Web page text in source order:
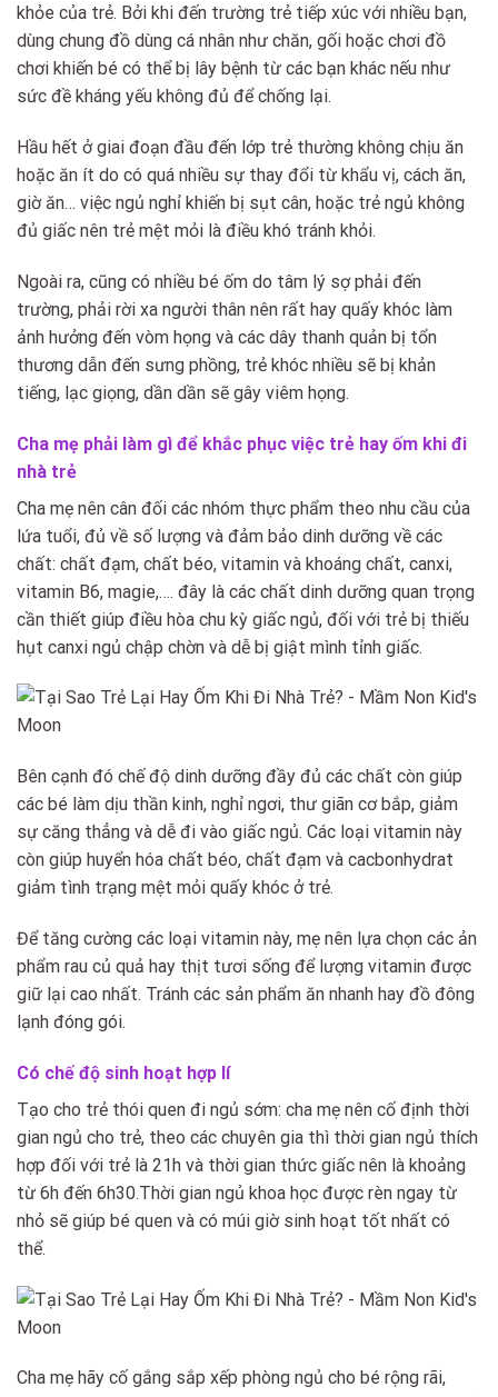
khỏe của trẻ. Bởi khi đến trường trẻ tiếp xúc với nhiều bạn,
dùng chung đồ dùng cá nhân như chăn, gối hoặc chơi đồ
chơi khiến bé có thể bị lây bệnh từ các bạn khác nếu như
sức đề kháng yếu không đủ để chống lại.
Hầu hết ở giai đoạn đầu đến lớp trẻ thường không chịu ăn
hoặc ăn ít do có quá nhiều sự thay đổi từ khẩu vị, cách ăn,
giờ ăn… việc ngủ nghỉ khiến bị sụt cân, hoặc trẻ ngủ không
đủ giấc nên trẻ mệt mỏi là điều khó tránh khỏi.
Ngoài ra, cũng có nhiều bé ốm do tâm lý sợ phải đến
trường, phải rời xa người thân nên rất hay quấy khóc làm
ảnh hưởng đến vòm họng và các dây thanh quản bị tổn
thương dẫn đến sưng phồng, trẻ khóc nhiều sẽ bị khản
tiếng, lạc giọng, dần dần sẽ gây viêm họng.
Cha mẹ phải làm gì để khắc phục việc trẻ hay ốm khi đi
nhà trẻ
Cha mẹ nên cân đối các nhóm thực phẩm theo nhu cầu của
lứa tuổi, đủ về số lượng và đảm bảo dinh dưỡng về các
chất: chất đạm, chất béo, vitamin và khoáng chất, canxi,
vitamin B6, magie,…. đây là các chất dinh dưỡng quan trọng
cần thiết giúp điều hòa chu kỳ giấc ngủ, đối với trẻ bị thiếu
hụt canxi ngủ chập chờn và dễ bị giật mình tỉnh giấc.
Bên cạnh đó chế độ dinh dưỡng đầy đủ các chất còn giúp
các bé làm dịu thần kinh, nghỉ ngơi, thư giãn cơ bắp, giảm
sự căng thẳng và dễ đi vào giấc ngủ. Các loại vitamin này
còn giúp huyển hóa chất béo, chất đạm và cacbonhydrat
giảm tình trạng mệt mỏi quấy khóc ở trẻ.
Để tăng cường các loại vitamin này, mẹ nên lựa chọn các ản
phẩm rau củ quả hay thịt tươi sống để lượng vitamin được
giữ lại cao nhất. Tránh các sản phẩm ăn nhanh hay đồ đông
lạnh đóng gói.
Có chế độ sinh hoạt hợp lí
Tạo cho trẻ thói quen đi ngủ sớm: cha mẹ nên cố định thời
gian ngủ cho trẻ, theo các chuyên gia thì thời gian ngủ thích
hợp đối với trẻ là 21h và thời gian thức giấc nên là khoảng
từ 6h đến 6h30.Thời gian ngủ khoa học được rèn ngay từ
nhỏ sẽ giúp bé quen và có múi giờ sinh hoạt tốt nhất có
thể.
Cha mẹ hãy cố gắng sắp xếp phòng ngủ cho bé rộng rãi,